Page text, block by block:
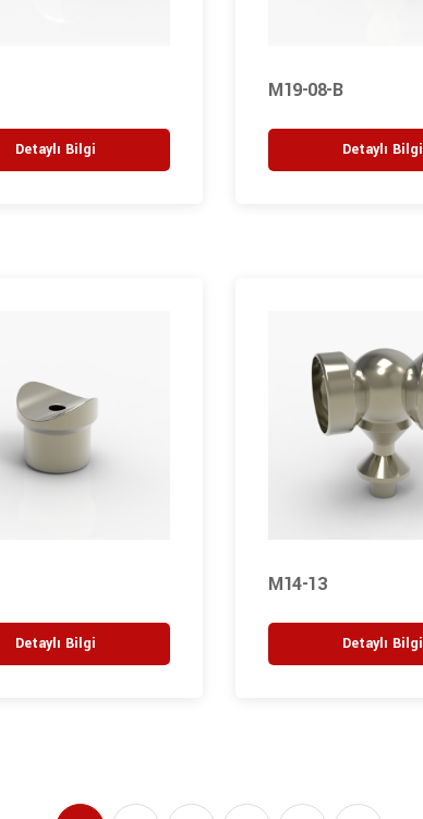
Detaylı Bilgi
M19-08-B
Detaylı Bilgi
Detaylı Bilgi
M14-13
Detaylı Bilgi